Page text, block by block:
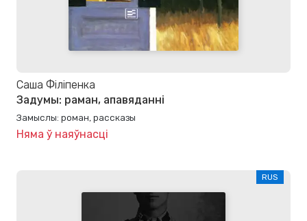
Саша Філіпенка
Задумы: раман, апавяданні
Замыслы: роман, рассказы
Няма ў наяўнасці
RUS